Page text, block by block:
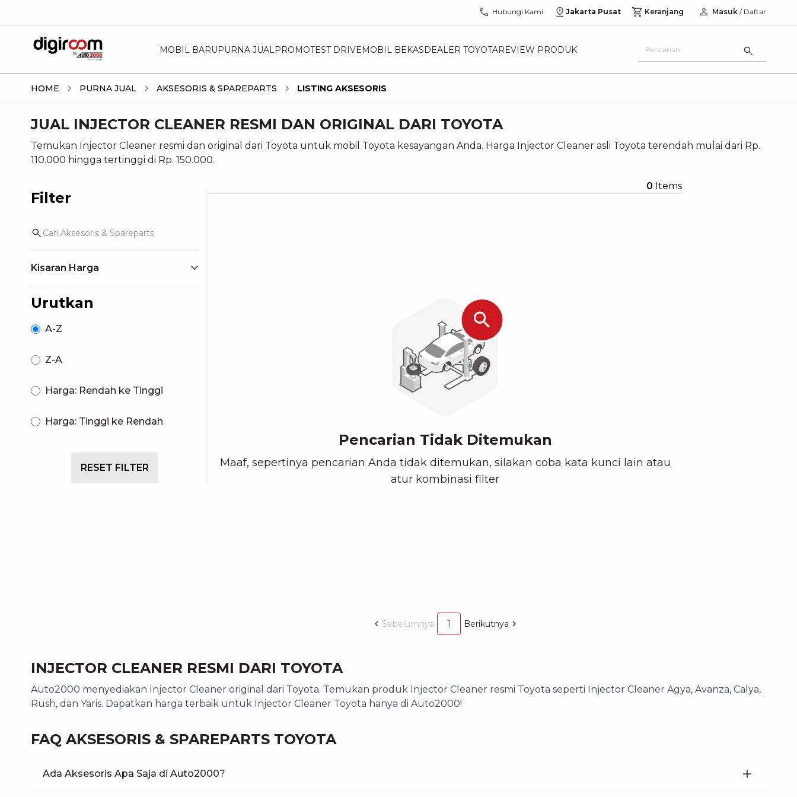
Hubungi Kami Jakarta Pusat Keranjang Masuk / Daftar
MOBIL BARUPURNA JUAL PROMOTEST DRIVEMOBIL BEKASDEALER TOYOTAREVIEW PRODUK
HOME PURNA JUAL AKSESORIS & SPAREPARTS LISTING AKSESORIS
JUAL INJECTOR CLEANER RESMI DAN ORIGINAL DARI TOYOTA
Temukan Injector Cleaner resmi dan original dari Toyota untuk mobil Toyota kesayangan Anda. Harga Injector Cleaner asli Toyota terendah mulai dari Rp.
110.000 hingga tertinggi di Rp. 150.000.
Filter
Kisaran Harga
Urutkan
A-Z
Z-A
Harga: Rendah ke Tinggi
Harga: Tinggi ke Rendah
RESET FILTER
0 Items
Pencarian Tidak Ditemukan
Maaf, sepertinya pencarian Anda tidak ditemukan, silakan coba kata kunci lain atau
atur kombinasi filter
Sebelumnya 1 Berikutnya
INJECTOR CLEANER RESMI DARI TOYOTA
Auto2000 menyediakan Injector Cleaner original dari Toyota. Temukan produk Injector Cleaner resmi Toyota seperti Injector Cleaner Agya, Avanza, Calya,
Rush, dan Yaris. Dapatkan harga terbaik untuk Injector Cleaner Toyota hanya di Auto2000!
FAQ AKSESORIS & SPAREPARTS TOYOTA
Ada Aksesoris Apa Saja di Auto2000?